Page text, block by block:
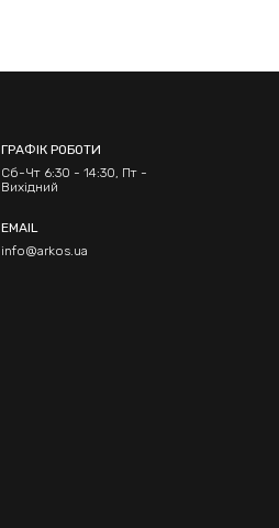
ГРАФІК РОБОТИ
Сб-Чт 6:30 - 14:30, Пт -
Вихідний
EMAIL
info@arkos.ua